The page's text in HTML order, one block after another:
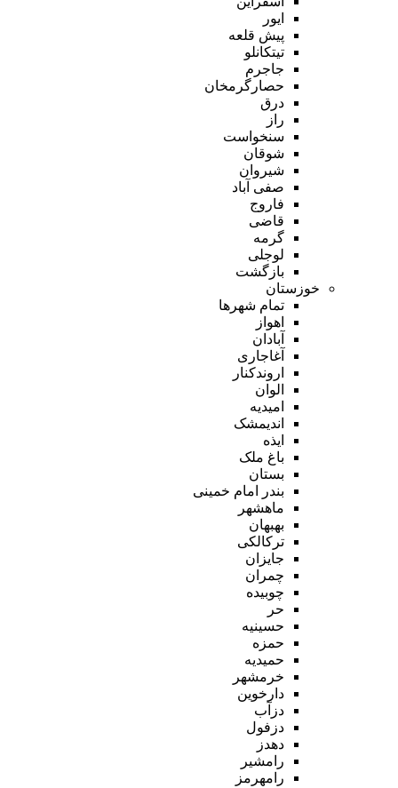
ایور
پیش قلعه
تیتکانلو
جاجرم
حصارگرمخان
درق
راز
سنخواست
شوقان
شیروان
صفی آباد
فاروج
قاضی
گرمه
لوجلی
بازگشت
خوزستان
تمام شهر‌ها
اهواز
آبادان
آغاجاری
اروندکنار
الوان
امیدیه
اندیمشک
ایذه
باغ ملک
بستان
بندر امام خمینی
ماهشهر
بهبهان
ترکالکی
جایزان
چمران
چوبیده
حر
حسینیه
حمزه
حمیدیه
خرمشهر
دارخوین
دزآب
دزفول
دهدز
رامشیر
رامهرمز